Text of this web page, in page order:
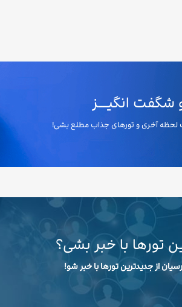
انگیـــز
لحظه آخری و تورهای جذاب مطلع بشی!
تورها با خبر بشی؟
از جدیدترین تورها با خبر شو!